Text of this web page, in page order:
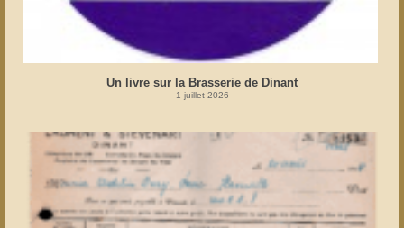
Un livre sur la Brasserie de Dinant
1 juillet 2026